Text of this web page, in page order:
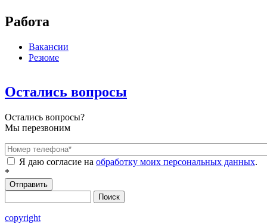
Работа
Вакансии
Резюме
Остались вопросы
Остались вопросы?
Мы перезвоним
Номер телефона
Я даю согласие на обработку моих персональных данных.
*
Форма поиска
copyright